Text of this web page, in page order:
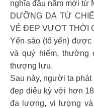
nghĩa đầu năm mới từ
DƯỠNG DA TỪ
VẺ ĐẸP VƯỢT THỜI
Yến sào (tổ yến) được
và quý hiếm, thường
thượng lưu.
Sau này, người ta phát
đẹp diệu kỳ với hơn
đa lượng, vi lượng và